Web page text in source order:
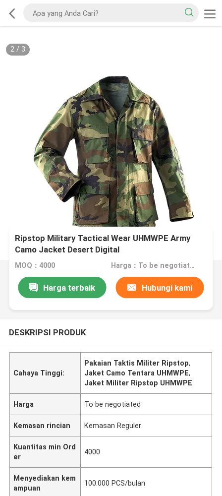
2/ 3
Ripstop Military Tactical Wear UHMWPE Army
Camo Jacket Desert Digital
MOQ：4000 Harga：To be negotiated
Harga terbaik Hubungi kami
DESKRIPSI PRODUK
Cahaya Tinggi:
Pakaian Taktis Militer Ripstop,
Jaket Camo Tentara UHMWPE,
Jaket Militer Ripstop UHMWPE
Harga To be negotiated
Kemasan rincian Kemasan Reguler
Kuantitas min Ord
er
4000
Menyediakan kem
ampuan
100.000 PCS/bulan